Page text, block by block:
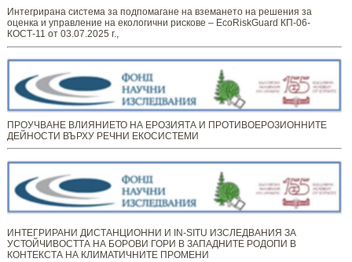
Интегрирана система за подпомагане на вземането на решения за
оценка и управление на екологични рискове – EcoRiskGuard КП-06-
КОСТ-11 от 03.07.2025 г.,
ПРОУЧВАНЕ ВЛИЯНИЕТО НА ЕРОЗИЯТА И ПРОТИВОЕРОЗИОННИТЕ
ДЕЙНОСТИ ВЪРХУ РЕЧНИ ЕКОСИСТЕМИ
ИНТЕГРИРАНИ ДИСТАНЦИОННИ И IN-SITU ИЗСЛЕДВАНИЯ ЗА
УСТОЙЧИВОСТТА НА БОРОВИ ГОРИ В ЗАПАДНИТЕ РОДОПИ В
КОНТЕКСТА НА КЛИМАТИЧНИТЕ ПРОМЕНИ